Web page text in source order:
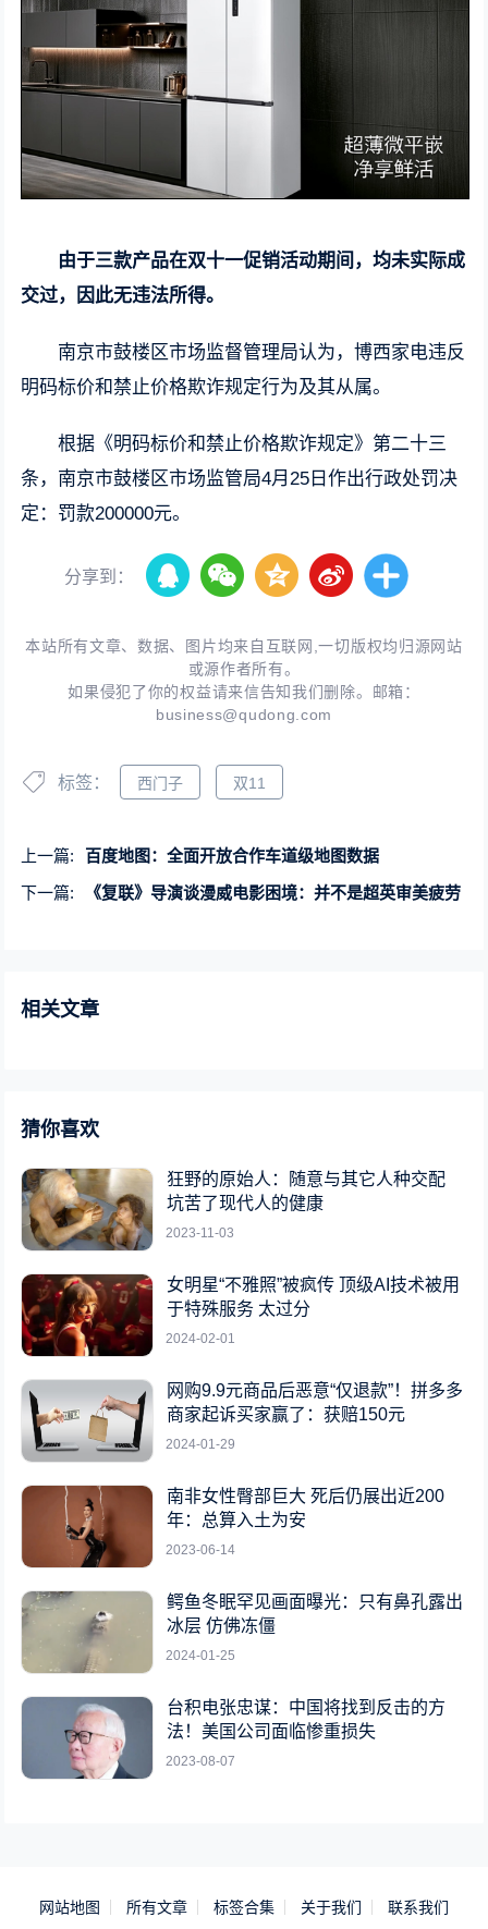
由于三款产品在双十一促销活动期间，均未实际成
交过，因此无违法所得。
南京市鼓楼区市场监督管理局认为，博西家电违反
明码标价和禁止价格欺诈规定行为及其从属。
根据《明码标价和禁止价格欺诈规定》第二十三
条，南京市鼓楼区市场监管局4月25日作出行政处罚决
定：罚款200000元。
分享到：
本站所有文章、数据、图片均来自互联网,一切版权均归源网站
或源作者所有。
如果侵犯了你的权益请来信告知我们删除。邮箱：
business@qudong.com
标签： 西门子 双11
上一篇:
百度地图：全面开放合作车道级地图数据
下一篇:
《复联》导演谈漫威电影困境：并不是超英审美疲劳
相关文章
猜你喜欢
狂野的原始人：随意与其它人种交配
坑苦了现代人的健康
2023-11-03
女明星“不雅照”被疯传 顶级AI技术被用
于特殊服务 太过分
2024-02-01
网购9.9元商品后恶意“仅退款”！拼多多
商家起诉买家赢了：获赔150元
2024-01-29
南非女性臀部巨大 死后仍展出近200
年：总算入土为安
2023-06-14
鳄鱼冬眠罕见画面曝光：只有鼻孔露出
冰层 仿佛冻僵
2024-01-25
台积电张忠谋：中国将找到反击的方
法！美国公司面临惨重损失
2023-08-07
网站地图 所有文章 标签合集 关于我们 联系我们